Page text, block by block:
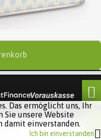
Das ermöglicht uns, Ihr
unsere Website
damit einverstanden.
Ich bin einverstanden